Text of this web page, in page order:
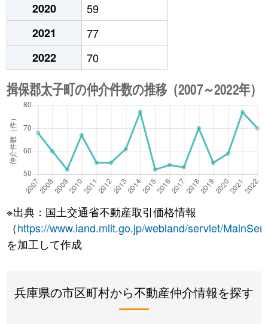
2020
59
2021
77
2022
70
※出典：国土交通省不動産取引価格情報
（https://www.land.mlit.go.jp/webland/servlet/
を加工して作成
兵庫県の市区町村から不動産仲介情報を探す